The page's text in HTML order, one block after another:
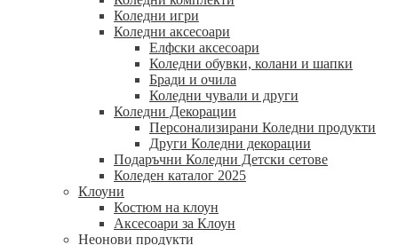
Коледни игри
Коледни аксесоари
Елфски аксесоари
Коледни обувки, колани и шапки
Бради и очила
Коледни чували и други
Коледни Декорации
Персонализирани Коледни продукти
Други Коледни декорации
Подаръчни Коледни Детски сетове
Коледен каталог 2025
Клоуни
Костюм на клоун
Аксесоари за Клоун
Неонови продукти